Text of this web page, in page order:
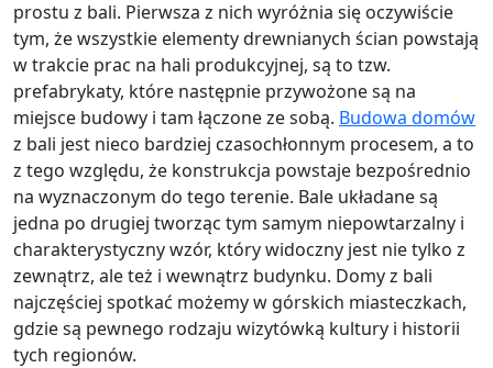
prostu z bali. Pierwsza z nich wyróżnia się oczywiście
tym, że wszystkie elementy drewnianych ścian powstają
w trakcie prac na hali produkcyjnej, są to tzw.
prefabrykaty, które następnie przywożone są na
miejsce budowy i tam łączone ze sobą. Budowa domów
z bali jest nieco bardziej czasochłonnym procesem, a to
z tego względu, że konstrukcja powstaje bezpośrednio
na wyznaczonym do tego terenie. Bale układane są
jedna po drugiej tworząc tym samym niepowtarzalny i
charakterystyczny wzór, który widoczny jest nie tylko z
zewnątrz, ale też i wewnątrz budynku. Domy z bali
najczęściej spotkać możemy w górskich miasteczkach,
gdzie są pewnego rodzaju wizytówką kultury i historii
tych regionów.